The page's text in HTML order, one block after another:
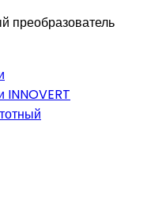
преобразователь
INNOVERT